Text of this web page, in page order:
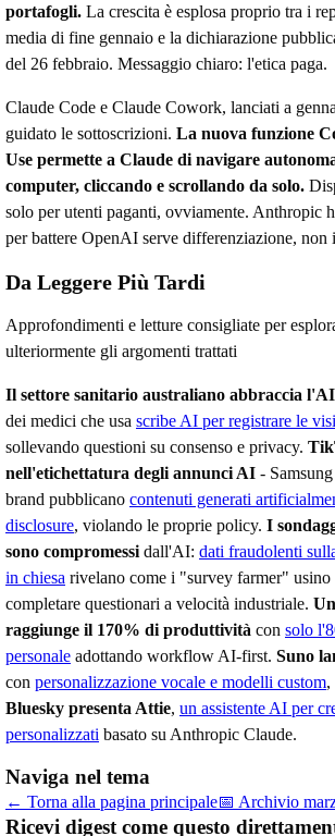
portafogli. La crescita è esplosa proprio tra i
media di fine gennaio e la dichiarazione
del 26 febbraio. Messaggio chiaro: l'etica paga.
Claude Code e Claude Cowork, lanciati a
guidato le sottoscrizioni. La nuova funzione
Use permette a Claude di navigare
computer, cliccando e scrollando da solo.
solo per utenti paganti, ovviamente. Anthropic
per battere OpenAI serve differenziazione, non
Da Leggere Più Tardi
Approfondimenti e letture consigliate per
ulteriormente gli argomenti trattati
Il settore sanitario australiano abbraccia l'AI
dei medici che usa scribe AI per registrare le
sollevando questioni su consenso e privacy.
nell'etichettatura degli annunci AI -
brand pubblicano contenuti generati
disclosure, violando le proprie policy. I
sono compromessi dall'AI: dati fraudolenti
in chiesa rivelano come i "survey farmer"
completare questionari a velocità industriale.
raggiunge il 170% di produttività con solo
personale adottando workflow AI-first. Suno
con personalizzazione vocale e modelli custom,
Bluesky presenta Attie, un assistente AI per
personalizzati basato su Anthropic Claude.
Naviga nel tema
← Torna alla pagina principale📅 Archivio
Ricevi digest come questo